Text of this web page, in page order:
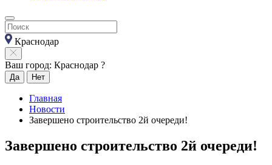
Краснодар
Ваш город: Краснодар ?
Да Нет
Главная
Новости
Завершено строительство 2й очереди!
Завершено строительство 2й очереди!